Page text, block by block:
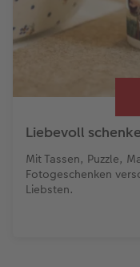
Liebevoll
Mit Tassen, Puzzle,
Fotogeschenken
Liebsten.